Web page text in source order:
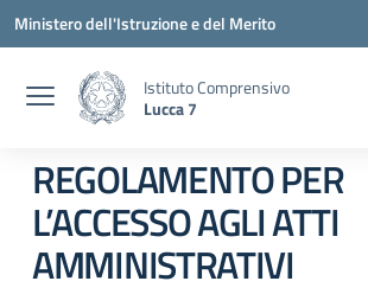
Vai ai contenuti
Vai al menu di navigazione
Vai al footer
Ministero dell'Istruzione e del Merito
Istituto Comprensivo
Lucca 7
REGOLAMENTO PER
L’ACCESSO AGLI ATTI
AMMINISTRATIVI